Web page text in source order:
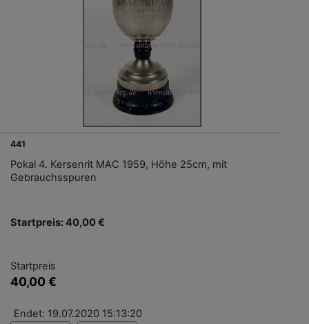
441
Pokal 4. Kersenrit MAC 1959, Höhe 25cm, mit
Gebrauchsspuren
Startpreis: 40,00 €
Startpreis
40,00 €
Endet: 19.07.2020 15:13:20